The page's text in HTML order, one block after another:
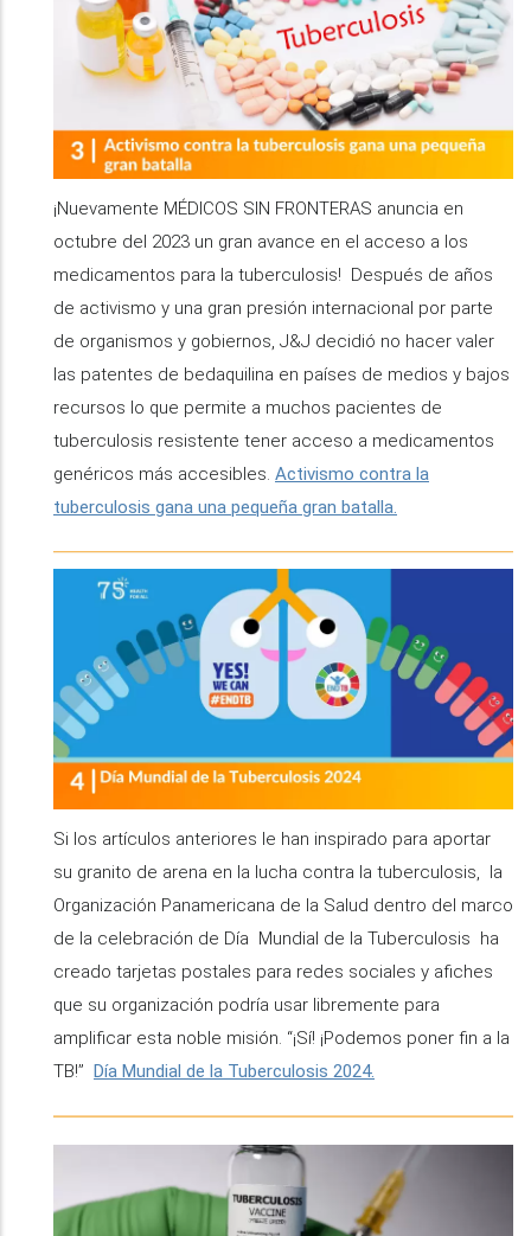
¡Nuevamente MÉDICOS SIN FRONTERAS anuncia en
octubre del 2023 un gran avance en el acceso a los
medicamentos para la tuberculosis! Después de años
de activismo y una gran presión internacional por parte
de organismos y gobiernos, J&J decidió no hacer valer
las patentes de bedaquilina en países de medios y bajos
recursos lo que permite a muchos pacientes de
tuberculosis resistente tener acceso a medicamentos
genéricos más accesibles. Activismo contra la
tuberculosis gana una pequeña gran batalla.
Si los artículos anteriores le han inspirado para aportar
su granito de arena en la lucha contra la tuberculosis, la
Organización Panamericana de la Salud dentro del marco
de la celebración de Día Mundial de la Tuberculosis ha
creado tarjetas postales para redes sociales y afiches
que su organización podría usar libremente para
amplificar esta noble misión. “¡Sí! ¡Podemos poner fin a la
TB!”
Día Mundial de la Tuberculosis 2024.